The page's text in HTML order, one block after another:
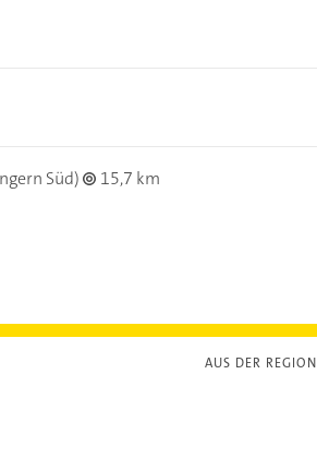
Süd)
15,7 km
AUS DER REGION